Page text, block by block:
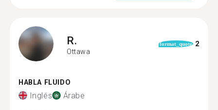
R.
Ottawa
format_quote 2
HABLA FLUIDO
Inglés Árabe